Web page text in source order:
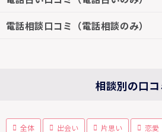
電話相談口コミ（電話相談のみ）
相談別の口コ
全体 出会い 片思い 恋愛